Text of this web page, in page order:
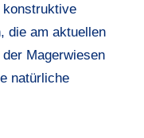
konstruktive
die am aktuellen
Magerwiesen
natürliche